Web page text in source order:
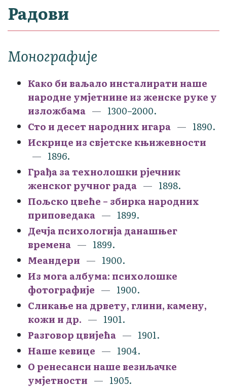
Радови
Монографије
Како би ваљало инсталирати наше
народне умјетнине из женске руке у
изложбама
1300–2000.
Сто и десет народних игара
1890.
Искрице из свјетске књижевности
1896.
Грађа за технолошки рјечник
женског ручног рада
1898.
Пољско цвеће – збирка народних
приповедака
1899.
Дечја психологија данашњег
времена
1899.
Меандери
1900.
Из могa албума: психолошке
фотографије
1900.
Сликање на дрвету, глини, камену,
кожи и др.
1901.
Разговор цвијећа
1901.
Наше кевице
1904.
О ренесанси наше везиљачке
умjетности
1905.